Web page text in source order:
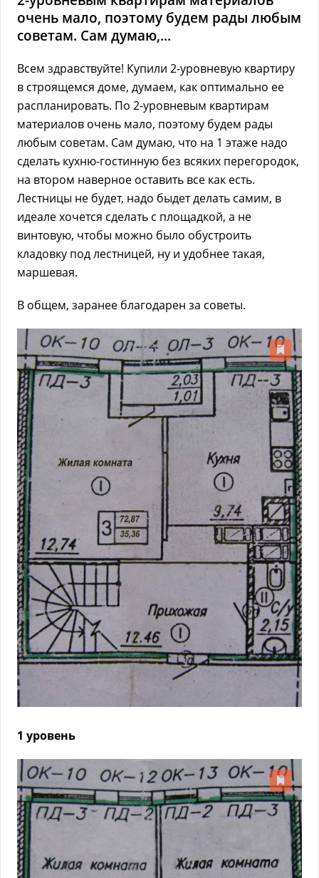
очень мало, поэтому будем рады любым
советам. Сам думаю,...
Всем здравствуйте! Купили 2-уровневую квартиру
в строящемся доме, думаем, как оптимально ее
распланировать. По 2-уровневым квартирам
материалов очень мало, поэтому будем рады
любым советам. Сам думаю, что на 1 этаже надо
сделать кухню-гостинную без всяких перегородок,
на втором наверное оставить все как есть.
Лестницы не будет, надо быдет делать самим, в
идеале хочется сделать с площадкой, а не
винтовую, чтобы можно было обустроить
кладовку под лестницей, ну и удобнее такая,
маршевая.
В общем, заранее благодарен за советы.
1 уровень